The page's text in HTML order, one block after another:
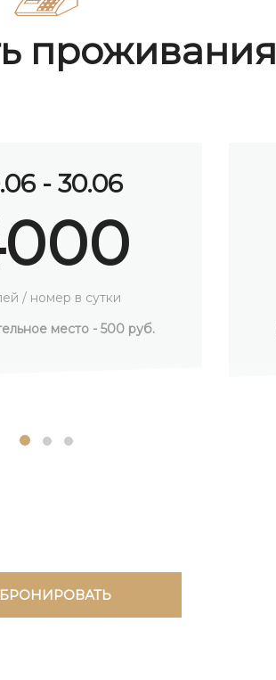
проживания
- 09.07
/ номер в сутки
место - 500 руб.